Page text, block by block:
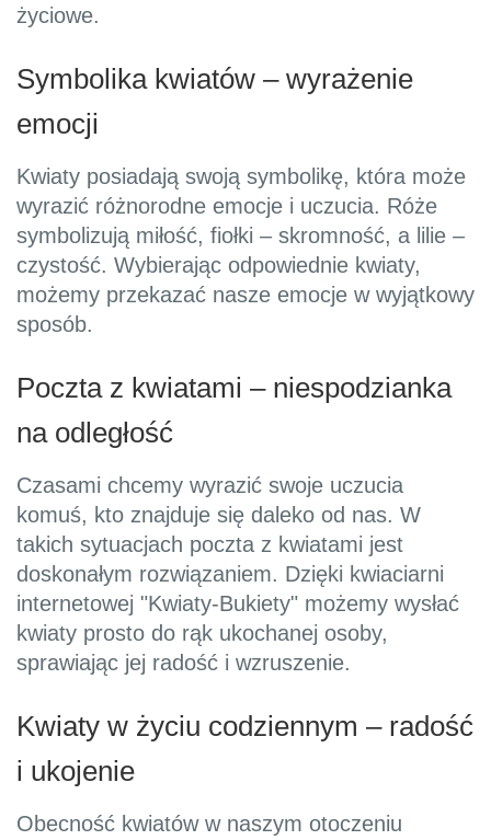
życiowe.
Symbolika kwiatów – wyrażenie
emocji
Kwiaty posiadają swoją symbolikę, która może
wyrazić różnorodne emocje i uczucia. Róże
symbolizują miłość, fiołki – skromność, a lilie –
czystość. Wybierając odpowiednie kwiaty,
możemy przekazać nasze emocje w wyjątkowy
sposób.
Poczta z kwiatami – niespodzianka
na odległość
Czasami chcemy wyrazić swoje uczucia
komuś, kto znajduje się daleko od nas. W
takich sytuacjach poczta z kwiatami jest
doskonałym rozwiązaniem. Dzięki kwiaciarni
internetowej "Kwiaty-Bukiety" możemy wysłać
kwiaty prosto do rąk ukochanej osoby,
sprawiając jej radość i wzruszenie.
Kwiaty w życiu codziennym – radość
i ukojenie
Obecność kwiatów w naszym otoczeniu